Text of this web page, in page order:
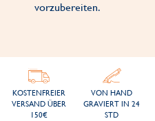
vorzubereiten.
KOSTENFREIER
VERSAND ÜBER
150€
VON HAND
GRAVIERT IN 24
STD